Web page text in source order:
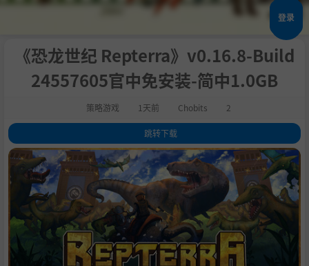
登录
《恐龙世纪 Repterra》v0.16.8-Build
24557605官中免安装-简中1.0GB
策略游戏 1天前 Chobits 2
跳转下载
1.评测
2
关于此游戏
庞大殖民地
.恐龙骑乘
5. 繁殖
6
驯化